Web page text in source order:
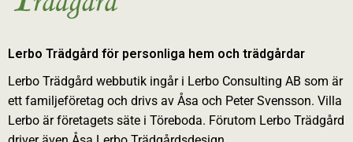
Lerbo Trädgård för personliga hem och trädgårdar
Lerbo Trädgård webbutik ingår i Lerbo Consulting AB som är
ett familjeföretag och drivs av Åsa och Peter Svensson. Villa
Lerbo är företagets säte i Töreboda. Förutom Lerbo Trädgård